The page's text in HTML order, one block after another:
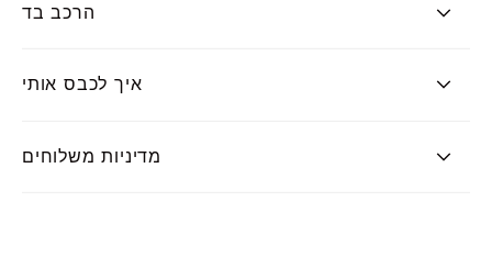
הרכב בד
איך לכבס אותי
מדיניות משלוחים